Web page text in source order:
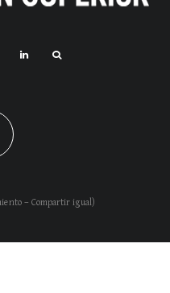
– Compartir igual)